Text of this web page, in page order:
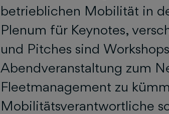
betrieblichen Mobilität in
Plenum für Keynotes,
und Pitches sind
Abendveranstaltung zum
Fleetmanagement zu
Mobilitätsverantwortliche